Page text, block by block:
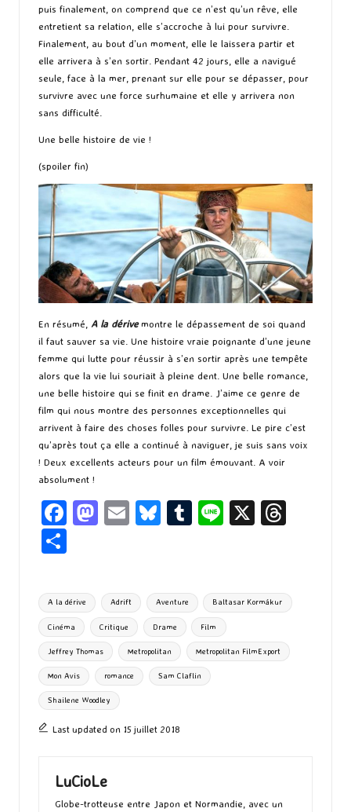
puis finalement, on comprend que ce n’est qu’un rêve, elle
entretient sa relation, elle s’accroche à lui pour survivre.
Finalement, au bout d’un moment, elle le laissera partir et
elle arrivera à s’en sortir. Pendant 42 jours, elle a navigué
seule, face à la mer, prenant sur elle pour se dépasser, pour
survivre avec une force surhumaine et elle y arrivera non
sans difficulté.
Une belle histoire de vie !
(spoiler fin)
En résumé, A la dérive montre le dépassement de soi quand
il faut sauver sa vie. Une histoire vraie poignante d’une jeune
femme qui lutte pour réussir à s’en sortir après une tempête
alors que la vie lui souriait à pleine dent. Une belle romance,
une belle histoire qui se finit en drame. J’aime ce genre de
film qui nous montre des personnes exceptionnelles qui
arrivent à faire des choses folles pour survivre. Le pire c’est
qu’après tout ça elle a continué à naviguer, je suis sans voix
! Deux excellents acteurs pour un film émouvant. A voir
absolument !
Fa
o
o
k
M
d
o
n
E
l
Bl
ky
T
bl
r
Li X
ds
ta
g
er
Tags:
A la dérive Adrift Aventure Baltasar Kormákur
Cinéma Critique Drame Film
Jeffrey Thomas Metropolitan Metropolitan FilmExport
Mon Avis romance Sam Claflin
Shailene Woodley
Last updated on 15 juillet 2018
LuCioLe
Globe-trotteuse entre Japon et Normandie, avec un